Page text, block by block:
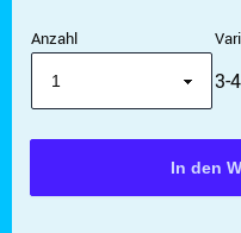
Anzahl
3-